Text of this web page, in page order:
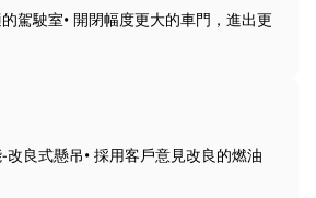
駕駛室• 開閉幅度更大的車門，進出更
改良式懸吊• 採用客戶意見改良的燃油